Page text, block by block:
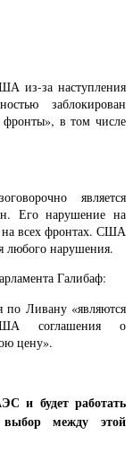
из-за наступления
заблокирован
в том числе
является
Его нарушение на
на всех фронтах. США
любого нарушения.
Галибаф:
Ливану «являются
соглашения о
цену».
и будет работать
между этой